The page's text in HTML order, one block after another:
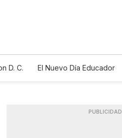
D. C.
El Nuevo Día Educador
PUBLICIDAD